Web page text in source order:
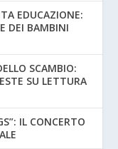
EDUCAZIONE:
DEI BAMBINI
SCAMBIO:
SU LETTURA
IL CONCERTO